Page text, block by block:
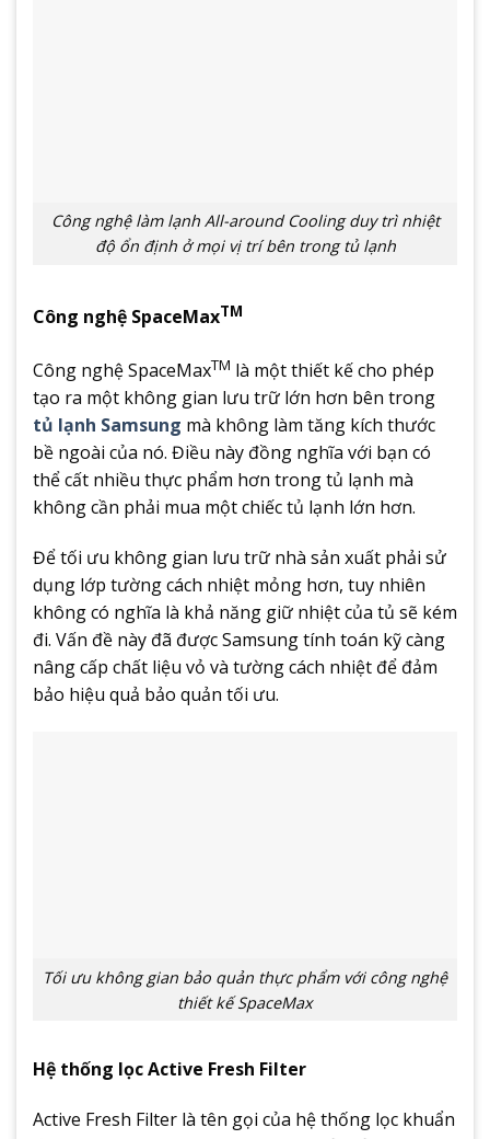
Công nghệ làm lạnh All-around Cooling duy trì nhiệt
độ ổn định ở mọi vị trí bên trong tủ lạnh
Công nghệ SpaceMaxTM
Công nghệ SpaceMaxTM là một thiết kế cho phép
tạo ra một không gian lưu trữ lớn hơn bên trong
tủ lạnh Samsung mà không làm tăng kích thước
bề ngoài của nó. Điều này đồng nghĩa với bạn có
thể cất nhiều thực phẩm hơn trong tủ lạnh mà
không cần phải mua một chiếc tủ lạnh lớn hơn.
Để tối ưu không gian lưu trữ nhà sản xuất phải sử
dụng lớp tường cách nhiệt mỏng hơn, tuy nhiên
không có nghĩa là khả năng giữ nhiệt của tủ sẽ kém
đi. Vấn đề này đã được Samsung tính toán kỹ càng
nâng cấp chất liệu vỏ và tường cách nhiệt để đảm
bảo hiệu quả bảo quản tối ưu.
Tối ưu không gian bảo quản thực phẩm với công nghệ
thiết kế SpaceMax
Hệ thống lọc Active Fresh Filter
Active Fresh Filter là tên gọi của hệ thống lọc khuẩn